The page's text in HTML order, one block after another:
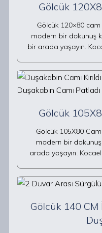
Gölcük
Gölcük 120×80
modern bir dokunuş
bir arada yaşayın.
Gölcük
Gölcük 105X80
modern bir dokunuş
arada yaşayın.
Gölcük 140 CM